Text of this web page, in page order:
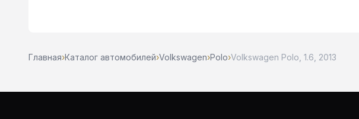
Главная›Каталог автомобилей›Volkswagen›Polo›Volkswagen Polo, 1.6, 2013